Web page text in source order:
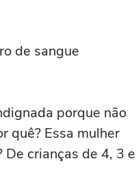
de sangue
porque não
quê? Essa mulher
crianças de 4, 3 e